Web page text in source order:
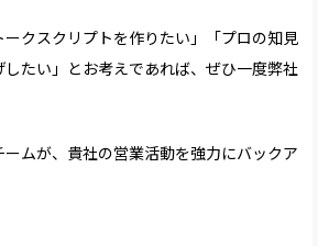
クスクリプトを作りたい」「プロの知見
たい」とお考えであれば、ぜひ一度弊社
ムが、貴社の営業活動を強力にバックア